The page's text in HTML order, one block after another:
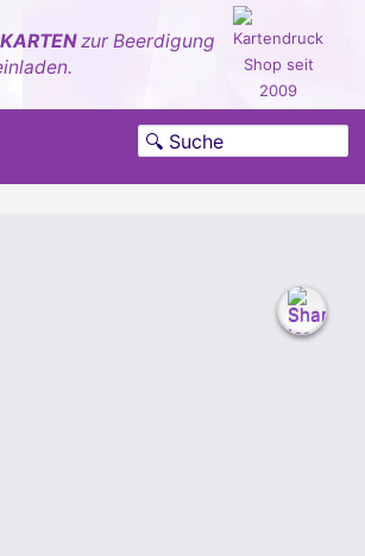
zur Beerdigung